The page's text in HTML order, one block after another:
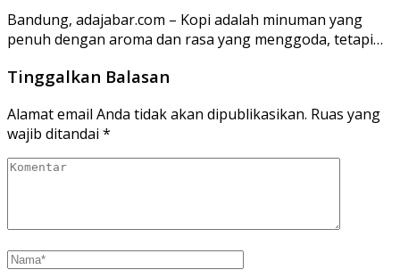
Bandung, adajabar.com – Kopi adalah minuman yang
penuh dengan aroma dan rasa yang menggoda, tetapi…
Tinggalkan Balasan
Alamat email Anda tidak akan dipublikasikan. Ruas yang
wajib ditandai *